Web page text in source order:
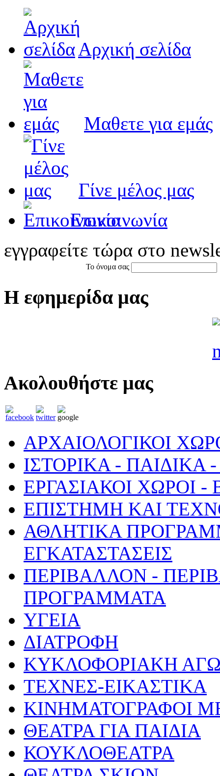
Αρχική σελίδα
Μαθετε για εμάς
Γίνε μέλος μας
Eπικοινωνία
εγγραφείτε τώρα στο
Το όνομα σας
Η εφημερίδα μας
Ακολουθήστε μας
ΑΡΧΑΙΟΛΟΓΙΚΟΙ
ΙΣΤΟΡΙΚΑ -
ΕΡΓΑΣΙΑΚΟΙ ΧΩΡΟΙ
ΕΠΙΣΤΗΜΗ ΚΑΙ
ΑΘΛΗΤΙΚΑ
ΕΓΚΑΤΑΣΤΑΣΕΙΣ
ΠΕΡΙΒΑΛΛΟΝ -
ΠΡΟΓΡΑΜΜΑΤΑ
ΥΓΕΙΑ
ΔΙΑΤΡΟΦΗ
ΚΥΚΛΟΦΟΡΙΑΚΗ
ΤΕΧΝΕΣ-ΕΙΚΑΣΤΙΚΑ
ΚΙΝΗΜΑΤΟΓΡΑΦΟΙ
ΘΕΑΤΡΑ ΓΙΑ ΠΑΙΔΙΑ
ΚΟΥΚΛΟΘΕΑΤΡΑ